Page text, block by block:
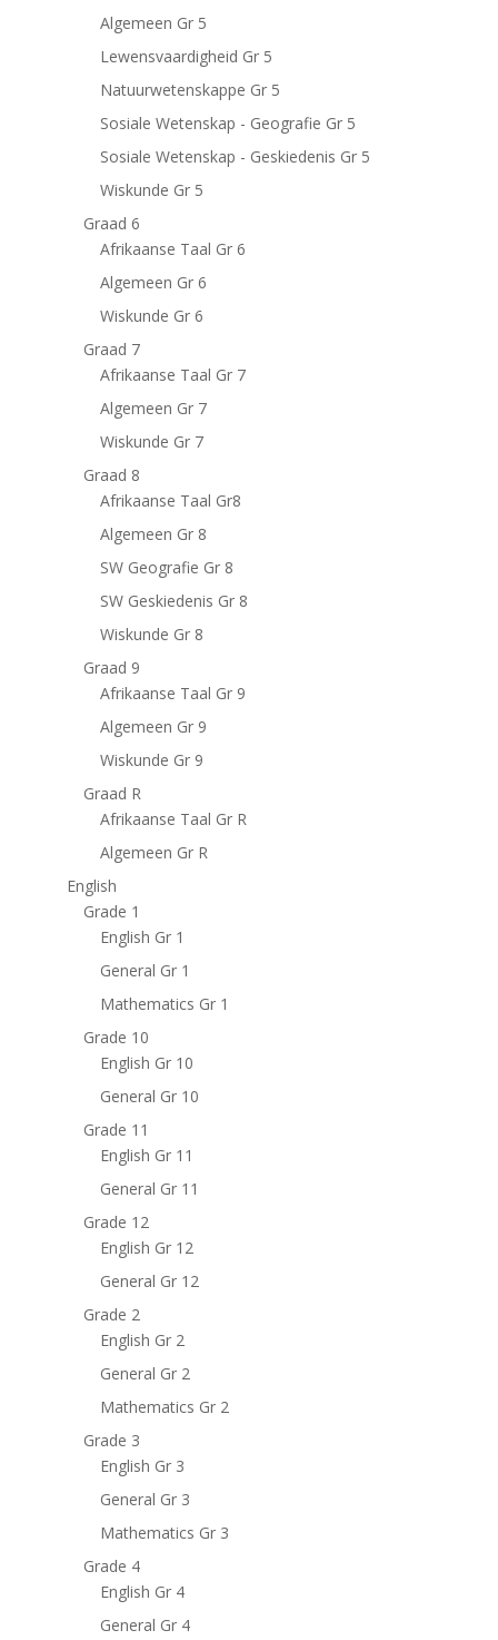
Algemeen Gr 5
Lewensvaardigheid Gr 5
Natuurwetenskappe Gr 5
Sosiale Wetenskap - Geografie Gr 5
Sosiale Wetenskap - Geskiedenis Gr 5
Wiskunde Gr 5
Graad 6
Afrikaanse Taal Gr 6
Algemeen Gr 6
Wiskunde Gr 6
Graad 7
Afrikaanse Taal Gr 7
Algemeen Gr 7
Wiskunde Gr 7
Graad 8
Afrikaanse Taal Gr8
Algemeen Gr 8
SW Geografie Gr 8
SW Geskiedenis Gr 8
Wiskunde Gr 8
Graad 9
Afrikaanse Taal Gr 9
Algemeen Gr 9
Wiskunde Gr 9
Graad R
Afrikaanse Taal Gr R
Algemeen Gr R
English
Grade 1
English Gr 1
General Gr 1
Mathematics Gr 1
Grade 10
English Gr 10
General Gr 10
Grade 11
English Gr 11
General Gr 11
Grade 12
English Gr 12
General Gr 12
Grade 2
English Gr 2
General Gr 2
Mathematics Gr 2
Grade 3
English Gr 3
General Gr 3
Mathematics Gr 3
Grade 4
English Gr 4
General Gr 4